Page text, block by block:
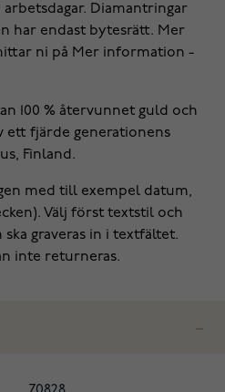
arbetsdagar. Diamantringar
har endast bytesrätt. Mer
ni på Mer information -
100 % återvunnet guld och
ett fjärde generationens
Finland.
med till exempel datum,
Välj först textstil och
graveras in i textfältet.
inte returneras.